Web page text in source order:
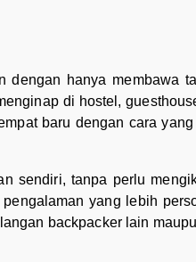
dengan hanya membawa
di hostel,
baru dengan cara
sendiri, tanpa perlu
yang lebih
backpacker lain